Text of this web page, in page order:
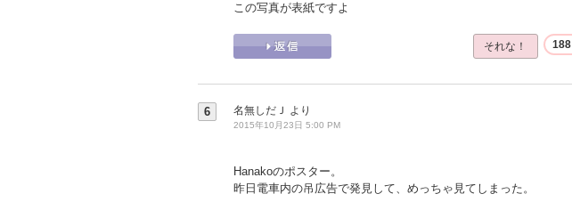
この写真が表紙ですよ
それな！ 188
6 名無しだＪ より
2015年10月23日 5:00 PM
Hanakoのポスター。
昨日電車内の吊広告で発見して、めっちゃ見てしまった。